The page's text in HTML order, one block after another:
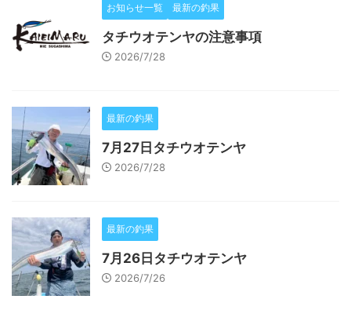
お知らせ一覧 最新の釣果
タチウオテンヤの注意事項
2026/7/28
最新の釣果
7月27日タチウオテンヤ
2026/7/28
最新の釣果
7月26日タチウオテンヤ
2026/7/26